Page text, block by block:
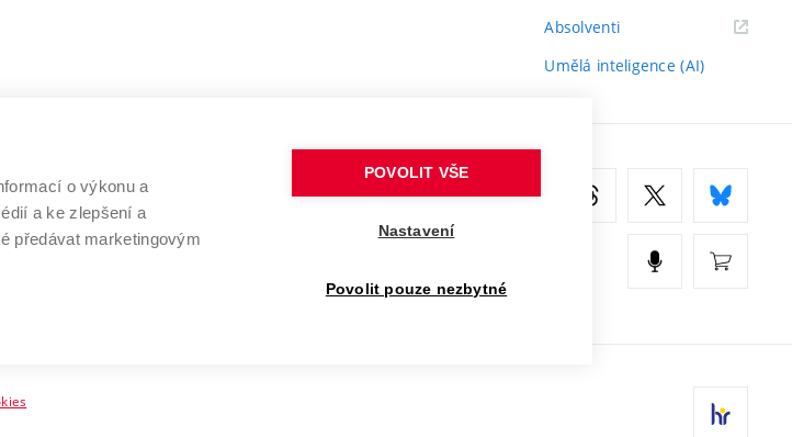
Absolventi(externí
Umělá inteligence (AI)
V BRNĚ
o výkonu a
a ke zlepšení a
předávat marketingovým
POVOLIT VŠE
Nastavení
Povolit pouze nezbytné